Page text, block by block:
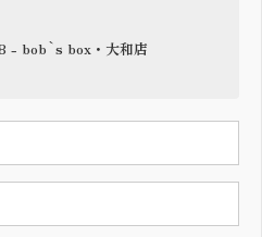
- bob`s box・大和店